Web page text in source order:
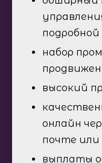
набор
высокий
онлайн
почте
выплаты